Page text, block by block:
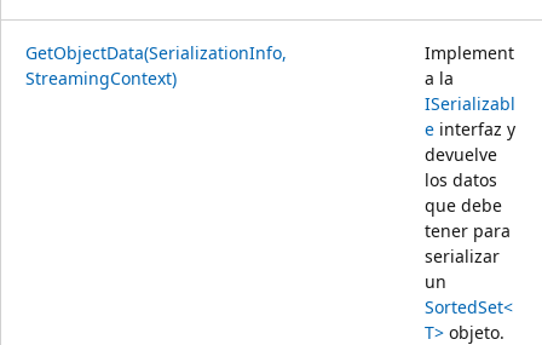
GetObjectData(SerializationInfo,
StreamingContext)
Implement
a la
ISerializabl
e interfaz y
devuelve
los datos
que debe
tener para
serializar
un
SortedSet<
T> objeto.